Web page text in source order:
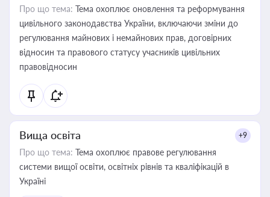
Про що тема: Тема охоплює оновлення та реформування
цивільного законодавства України, включаючи зміни до
регулювання майнових і немайнових прав, договірних
відносин та правового статусу учасників цивільних
правовідносин
Вища освіта +9
Про що тема: Тема охоплює правове регулювання
системи вищої освіти, освітніх рівнів та кваліфікацій в
Україні